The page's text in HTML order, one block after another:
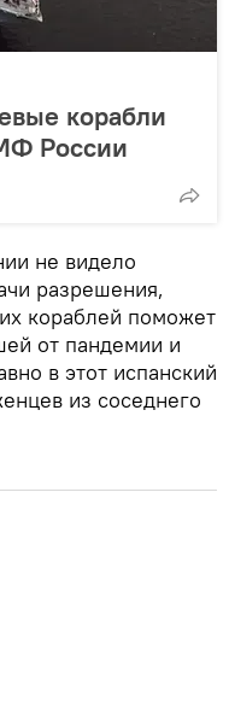
корабли
России
не видело
разрешения,
кораблей поможет
от пандемии и
в этот испанский
из соседнего